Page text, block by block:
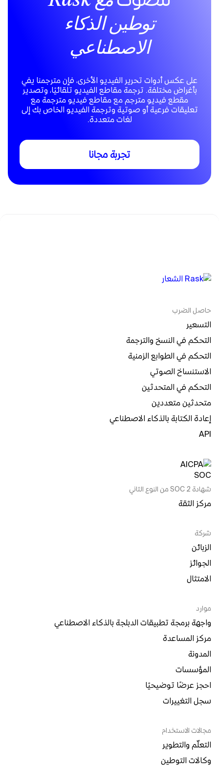
توطين الذكاء
الاصطناعي
على عكس أدوات تحرير الفيديو الأخرى، فإن مترجمنا يفي
بأغراض مختلفة. ترجمة مقاطع الفيديو تلقائيًا، وتصدير
مقطع فيديو مترجم مع مقاطع فيديو مترجمة مع
تعليقات فرعية أو صوتية وترجمة الفيديو الخاص بك إلى
لغات متعددة.
تجربة مجانا
حاصل الضرب
التسعير
التحكم في النسخ والترجمة
التحكم في الطوابع الزمنية
الاستنساخ الصوتي
التحكم في المتحدثين
متحدثين متعددين
إعادة الكتابة بالذكاء الاصطناعي
API
شهادة SOC 2 من النوع الثاني
مركز الثقة
شركة
الزبائن
الجوائز
الامتثال
موارد
واجهة برمجة تطبيقات الدبلجة بالذكاء الاصطناعي
مركز المساعدة
المدونة
المؤسسات
احجز عرضًا توضيحيًا
سجل التغييرات
مجالات الاستخدام
التعلّم والتطوير
وكالات التوطين